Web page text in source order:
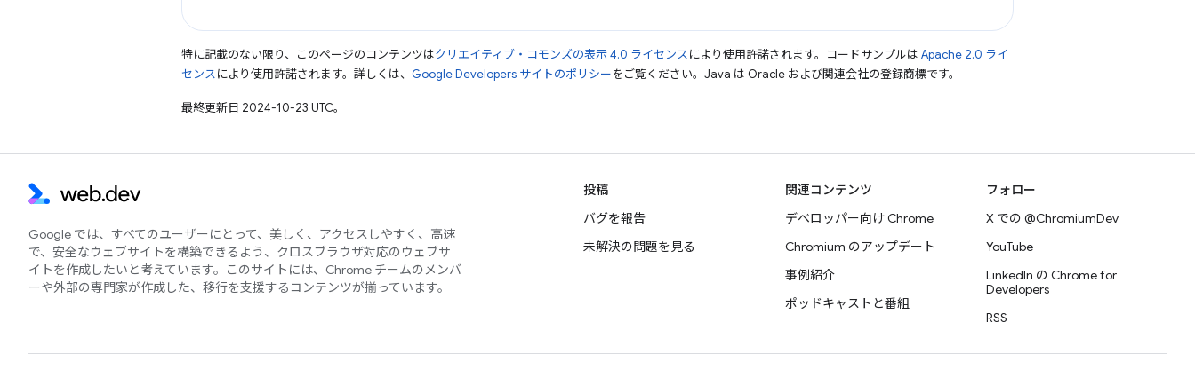
特に記載のない限り、このページのコンテンツはクリエイティブ・コモンズの表示 4.0 ライセンスにより使用許諾されます。コードサンプルは Apache 2.0 ライ
センスにより使用許諾されます。詳しくは、 Google Developers サイトのポリシーをご覧ください。Java は Oracle および関連会社の登録商標です。
最終更新日 2024-10-23 UTC。
Google では、すべてのユーザーにとって、美しく、アクセスしやすく、高速
で、安全なウェブサイトを構築できるよう、クロスブラウザ対応のウェブサ
イトを作成したいと考えています。このサイトには、Chrome チームのメンバ
ーや外部の専門家が作成した、移行を支援するコンテンツが揃っています。
投稿
バグを報告
未解決の問題を見る
関連コンテンツ
デベロッパー向け Chrome
Chromium のアップデート
事例紹介
ポッドキャストと番組
フォロー
X での @ChromiumDev
YouTube
LinkedIn の Chrome for
Developers
RSS